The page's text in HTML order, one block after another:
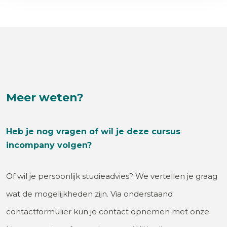
Meer weten?
Heb je nog vragen of wil je deze cursus
incompany volgen?
Of wil je persoonlijk studieadvies? We vertellen je graag
wat de mogelijkheden zijn. Via onderstaand
contactformulier kun je contact opnemen met onze